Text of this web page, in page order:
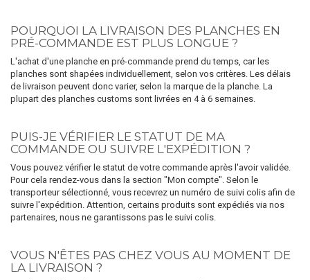
POURQUOI LA LIVRAISON DES PLANCHES EN
PRÉ-COMMANDE EST PLUS LONGUE ?
L'achat d'une planche en pré-commande prend du temps, car les
planches sont shapées individuellement, selon vos critères. Les délais
de livraison peuvent donc varier, selon la marque de la planche. La
plupart des planches customs sont livrées en 4 à 6 semaines.
PUIS-JE VÉRIFIER LE STATUT DE MA
COMMANDE OU SUIVRE L'EXPÉDITION ?
Vous pouvez vérifier le statut de votre commande après l'avoir validée.
Pour cela rendez-vous dans la section "Mon compte". Selon le
transporteur sélectionné, vous recevrez un numéro de suivi colis afin de
suivre l'expédition. Attention, certains produits sont expédiés via nos
partenaires, nous ne garantissons pas le suivi colis.
VOUS N'ÊTES PAS CHEZ VOUS AU MOMENT DE
LA LIVRAISON ?